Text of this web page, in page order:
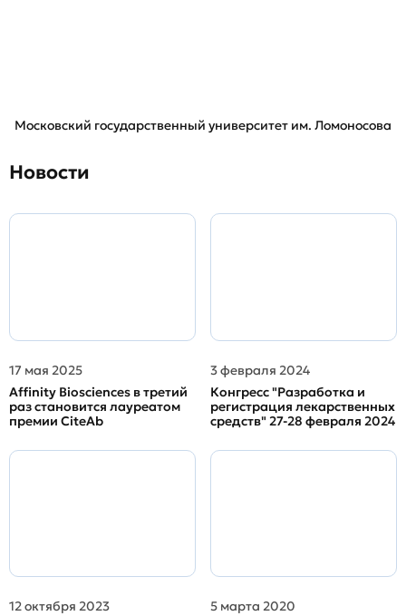
Московский государственный университет им. Ломоносова
Новости
17 мая 2025
Affinity Biosciences в третий
раз становится лауреатом
премии CiteAb
3 февраля 2024
Конгресс "Разработка и
регистрация лекарственных
средств" 27-28 февраля 2024
12 октября 2023
5 марта 2020